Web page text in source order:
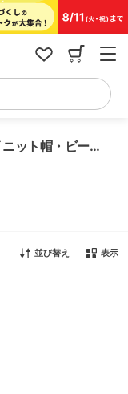
アダムエロペ(ADAM ET ROPE') メンズ ニット帽・ビーニー
並び替え 表示